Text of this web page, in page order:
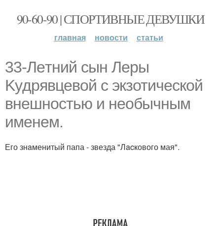
90-60-90 | СПОРТИВНЫЕ ДЕВУШКИ
главная новости статьи
33-Лeтний сын Леры
Kyдрявцевой с экзотической
внeшностью и нeoбычным
именем.
Его знaменитый папа - звезда "Лacкового мая".